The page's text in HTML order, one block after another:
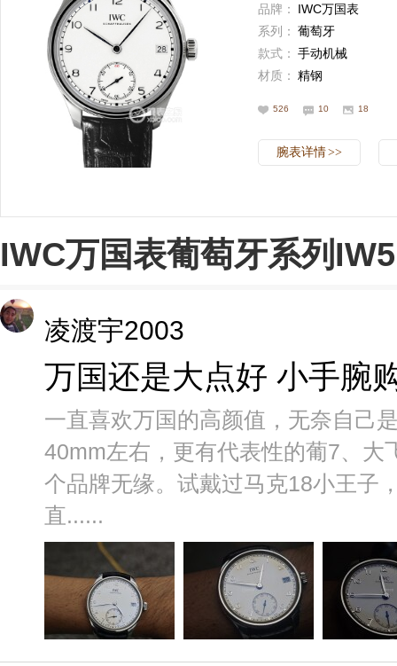
品牌：
IWC万国表
系列： 葡萄牙
款式： 手动机械
材质： 精钢
526 10 18
腕表详情>>
IWC万国表葡萄牙系列
凌渡宇2003
万国还是大点好 小手腕
一直喜欢万国的高颜值，无奈自己
40mm左右，更有代表性的葡7、大
个品牌无缘。试戴过马克18小王子
直......